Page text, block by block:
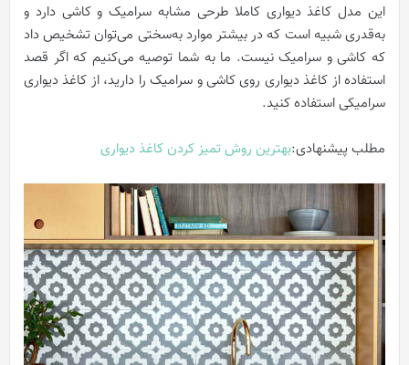
این مدل کاغذ دیواری کاملا طرحی مشابه سرامیک و کاشی دارد و
به‌قدری شبیه است که در بیشتر موارد به‌سختی می‌توان تشخیص داد
که کاشی و سرامیک نیست. ما به شما توصیه می‌کنیم که اگر قصد
استفاده از کاغذ دیواری روی کاشی و سرامیک را دارید، از کاغذ دیواری
سرامیکی استفاده کنید.
مطلب پیشنهادی:بهترین روش تميز كردن كاغذ ديواری